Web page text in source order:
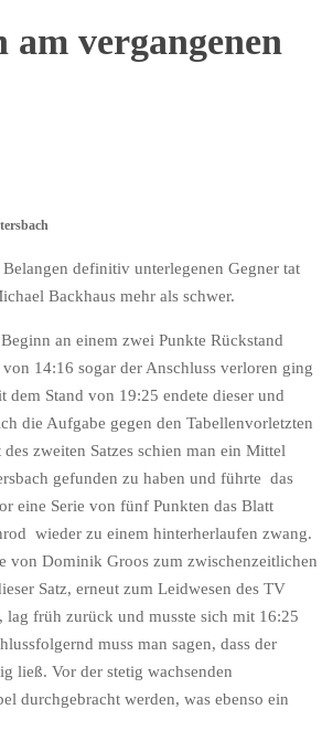
vergangenen
definitiv unterlegenen Gegner tat
Backhaus mehr als schwer.
an einem zwei Punkte Rückstand
14:16 sogar der Anschluss verloren ging
dem Stand von 19:25 endete dieser und
die Aufgabe gegen den Tabellenvorletzten
zweiten Satzes schien man ein Mittel
gefunden zu haben und führte das
eine Serie von fünf Punkten das Blatt
wieder zu einem hinterherlaufen zwang.
von Dominik Groos zum zwischenzeitlichen
Satz, erneut zum Leidwesen des TV
früh zurück und musste sich mit 16:25
muss man sagen, dass der
ließ. Vor der stetig wachsenden
durchgebracht werden, was ebenso ein